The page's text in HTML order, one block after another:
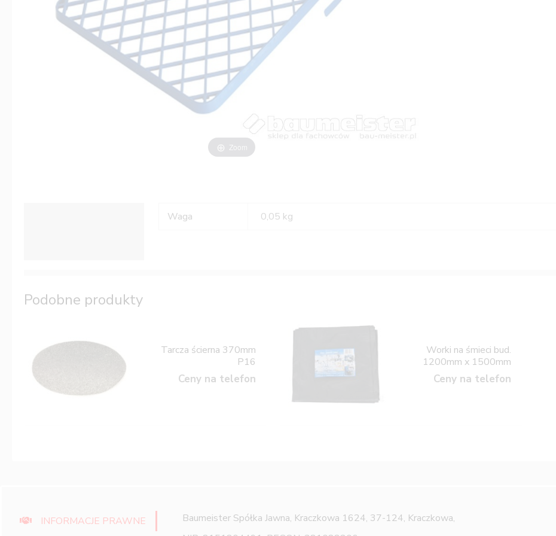
Zoom
Waga 0,05 kg
Podobne produkty
Tarcza ścierna 370mm
P16
Ceny na telefon
Worki na śmieci bud.
1200mm x 1500mm
Ceny na telefon
INFORMACJE PRAWNE
Baumeister Spółka Jawna, Kraczkowa 1624, 37-124, Kraczkowa,